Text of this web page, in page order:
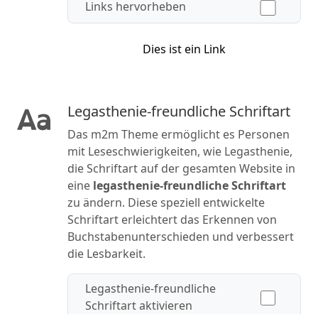
Links hervorheben
Dies ist ein Link
Legasthenie-freundliche Schriftart
Das m2m Theme ermöglicht es Personen
mit Leseschwierigkeiten, wie Legasthenie,
die Schriftart auf der gesamten Website in
eine legasthenie-freundliche Schriftart
zu ändern. Diese speziell entwickelte
Schriftart erleichtert das Erkennen von
Buchstabenunterschieden und verbessert
die Lesbarkeit.
Legasthenie-freundliche
Schriftart aktivieren